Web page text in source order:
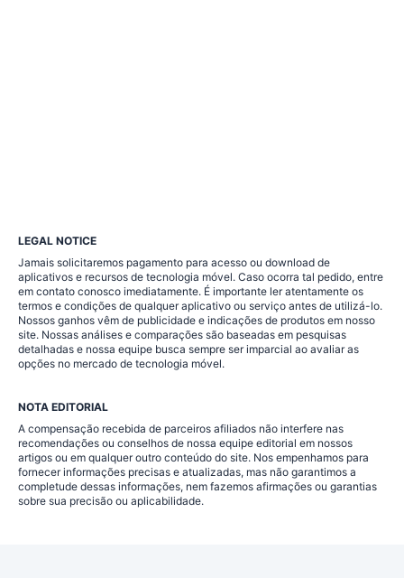
LEGAL NOTICE
Jamais solicitaremos pagamento para acesso ou download de
aplicativos e recursos de tecnologia móvel. Caso ocorra tal pedido, entre
em contato conosco imediatamente. É importante ler atentamente os
termos e condições de qualquer aplicativo ou serviço antes de utilizá-lo.
Nossos ganhos vêm de publicidade e indicações de produtos em nosso
site. Nossas análises e comparações são baseadas em pesquisas
detalhadas e nossa equipe busca sempre ser imparcial ao avaliar as
opções no mercado de tecnologia móvel.
NOTA EDITORIAL
A compensação recebida de parceiros afiliados não interfere nas
recomendações ou conselhos de nossa equipe editorial em nossos
artigos ou em qualquer outro conteúdo do site. Nos empenhamos para
fornecer informações precisas e atualizadas, mas não garantimos a
completude dessas informações, nem fazemos afirmações ou garantias
sobre sua precisão ou aplicabilidade.